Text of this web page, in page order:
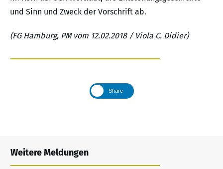
und Sinn und Zweck der Vorschrift ab.
(FG Hamburg, PM vom 12.02.2018 / Viola C. Didier)
Share
Weitere Meldungen